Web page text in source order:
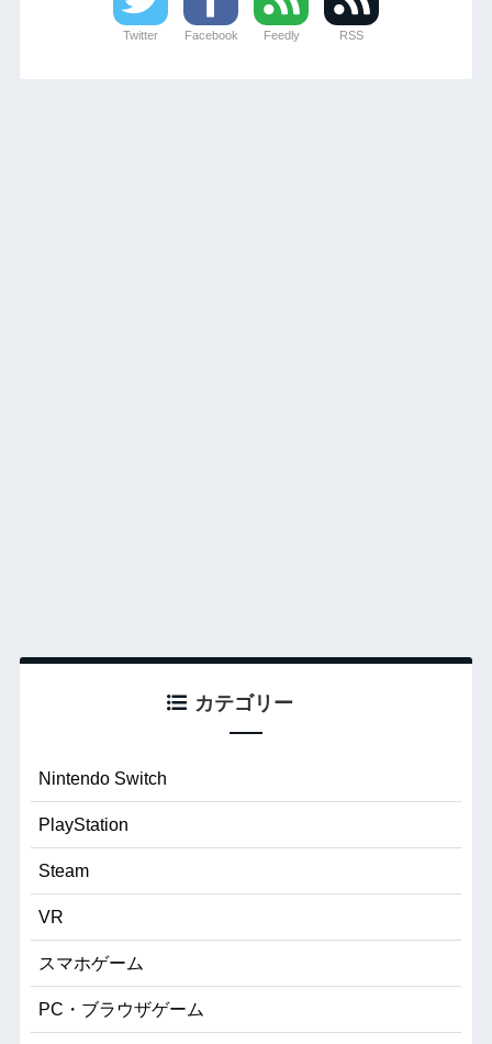
Twitter Facebook Feedly RSS
カテゴリー
Nintendo Switch
PlayStation
Steam
VR
スマホゲーム
PC・ブラウザゲーム